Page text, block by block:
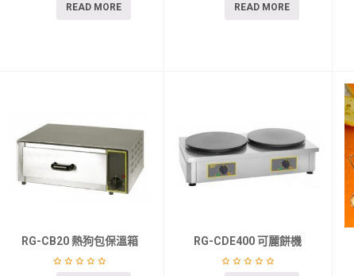
READ MORE READ MORE
RG-CB20 熱狗包保溫箱 RG-CDE400 可麗餅機